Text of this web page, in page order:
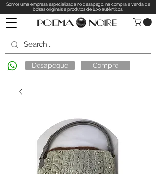
Somos uma empresa especializada no desapego, na compra e venda de
bolsas originais e produtos de luxo autênticos.
Desapegue Compre